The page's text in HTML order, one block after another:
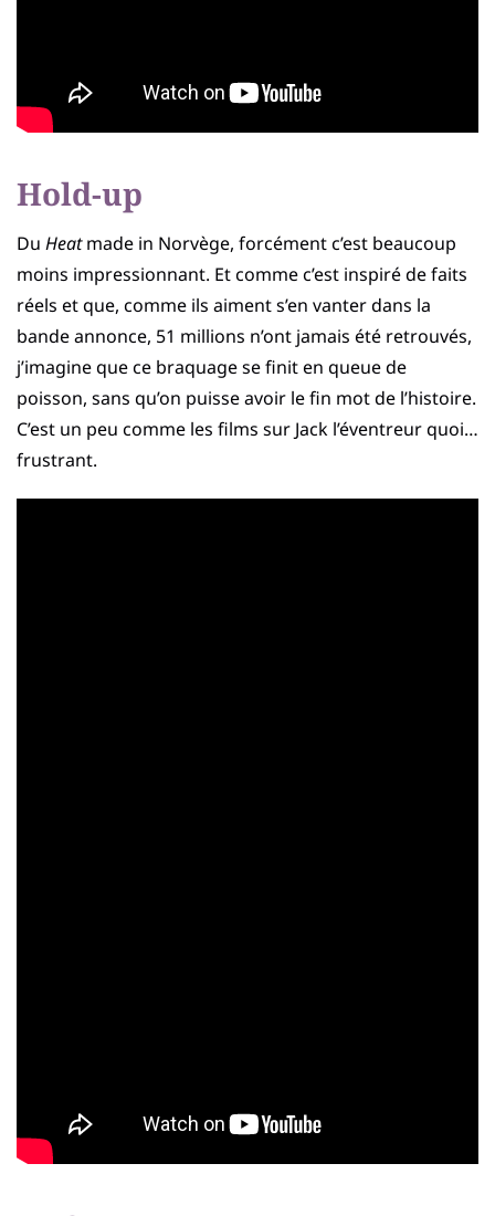
Hold-up
Du Heatmade in Norvège, forcément c’est beaucoup
moins impressionnant. Et comme c’est inspiré de faits
réels et que, comme ils aiment s’en vanter dans la
bande annonce, 51 millions n’ont jamais été retrouvés,
j’imagine que ce braquage se finit en queue de
poisson, sans qu’on puisse avoir le fin mot de l’histoire.
C’est un peu comme les films sur Jack l’éventreur quoi…
frustrant.